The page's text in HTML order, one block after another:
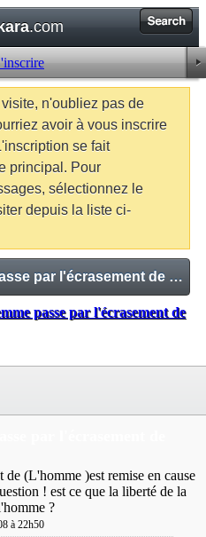
.com
n'oubliez pas de
avoir à vous inscrire
se fait
principal. Pour
sélectionnez le
depuis la liste ci-
La liberté de la femme passe par l'écrasement de l'homme!
passe par l'écrasement de
(L'homme )est remise en cause
! est ce que la liberté de la
?
à 22h50